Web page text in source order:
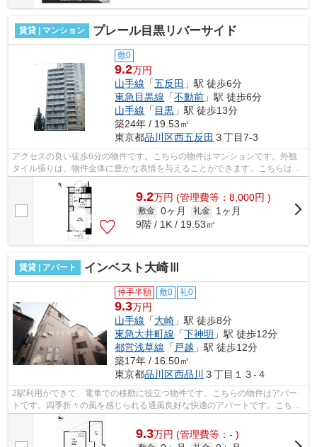
賃貸 | マンション プレール目黒リバーサイド
敷0
9.2万円
山手線 「五反田 」駅 徒歩6分
東急目黒線 「不動前 」駅 徒歩6分
山手線 「 目黒 」駅 徒歩13分
築24年 / 19.53㎡
東京都品川区西五反田 ３丁目7-3
アクセスの良い徒歩6分の物件です。こちらの物件はマンションです。外観
タイル張りは、物件全体に豊かな表情を与えることができます。こちらは初
期費用をカードでお支払いいただける物...
9.2万円 (管理費等：8,000円 )
敷金 0ヶ月 礼金
1ヶ月
9階 / 1K / 19.53㎡
賃貸 | アパート インベスト大崎Ⅲ
仲手半額 敷0 礼0
9.3万円
山手線 「大崎 」駅 徒歩8分
東急大井町線 「下神明 」駅 徒歩12分
都営浅草線 「 戸越 」駅 徒歩12分
築17年 / 16.50㎡
東京都品川区西品川 ３丁目１３-４
2駅利用ができて、電車での移動に役立つ物件です。こちらの物件はアパー
トです。四季折々の風を感じられる通風良好な快適のアパートです。こちら
は初期費用をカードでお支払いいただけ...
9.3万円 (管理費等：- )